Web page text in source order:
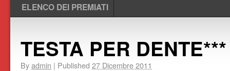
ELENCO DEI PREMIATI
TESTA PER
Byadmin | Published 27 Dicembre 2011